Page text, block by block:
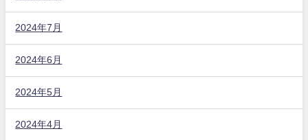
2024年7月
2024年6月
2024年5月
2024年4月